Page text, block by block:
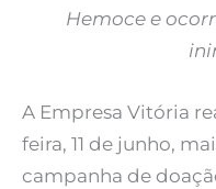
Hemoce e
A Empresa Vitória
feira, 11 de junho,
campanha de